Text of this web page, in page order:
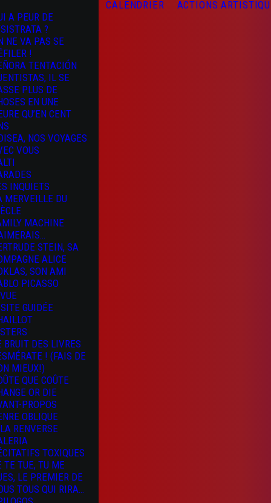
A PEUR DE
?
NE VA PAS SE
!
TENTACIÓN
IL SE
PLUS DE
EN UNE
QU’EN CENT
NOS VOYAGES
VOUS
INQUIETS
MERVEILLE DU
MACHINE
STEIN, SA
ALICE
SON AMI
PICASSO
GUIDÉE
BRUIT DES LIVRES
! (FAIS DE
MIEUX!)
QUE COÛTE
OR DIE
PROPOS
OBLIQUE
RENVERSE
TOXIQUES
TE TUE, TU ME
LE PREMIER DE
TOUS QUI RIRA…
CALENDRIER ACTIONS